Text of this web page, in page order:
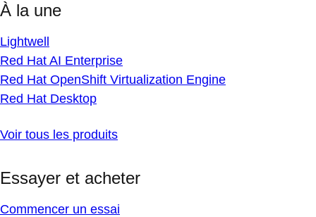
À la une
Lightwell
Red Hat AI Enterprise
Red Hat OpenShift Virtualization Engine
Red Hat Desktop
Voir tous les produits
Essayer et acheter
Commencer un essai